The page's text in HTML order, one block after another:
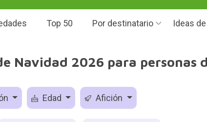
Top 50 Por destinatario Ideas
Navidad 2026 para personas
Edad Afición